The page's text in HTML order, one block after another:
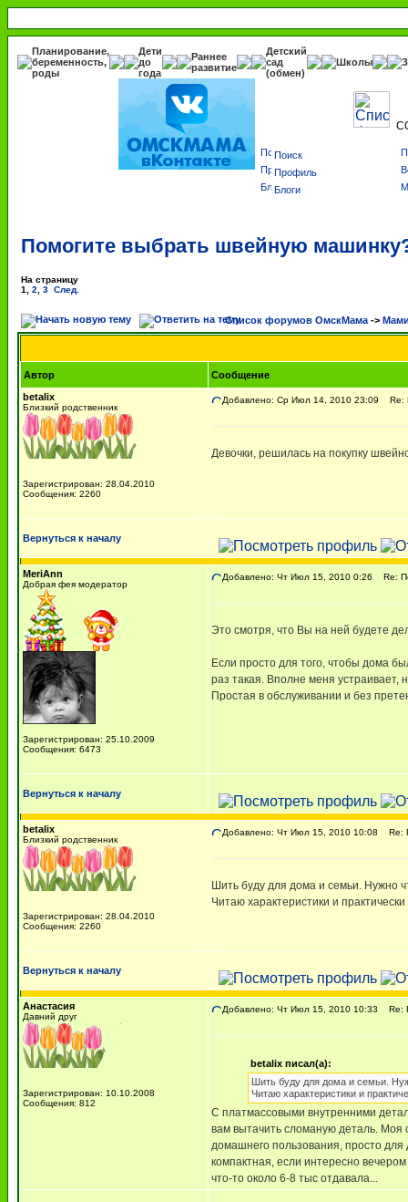
Планирование,
беременность,
роды
Дети
до
года
Раннее
развитие
Детский
сад
(обмен)
Школы
Поиск
Профиль
Блоги
Помогите выбрать швейную
На страницу
1
2 3 След.
Список форумов ОмскМама ->
Автор
Сообщение
betalix
Близкий родственник
Зарегистрирован: 28.04.2010
Сообщения: 2260
Добавлено: Ср Июл 14, 2010 23:09 Re:
Девочки, решилась на покупку
Вернуться к началу
MeriAnn
Добрая фея модератор
Зарегистрирован: 25.10.2009
Сообщения: 6473
Добавлено: Чт Июл 15, 2010 0:26 Re:
Это смотря, что Вы на ней будете
Если просто для того, чтобы дома
раз такая. Вполне меня устраивает,
Простая в обслуживании и без
Вернуться к началу
betalix
Близкий родственник
Зарегистрирован: 28.04.2010
Сообщения: 2260
Добавлено: Чт Июл 15, 2010 10:08 Re:
Шить буду для дома и семьи. Нужно
Читаю характеристики и
Вернуться к началу
Анастасия
Давний друг
Зарегистрирован: 10.10.2008
Сообщения: 812
Добавлено: Чт Июл 15, 2010 10:33 Re:
betalix писал(а):
Шить буду для дома и семьи.
Читаю характеристики и
С платмассовыми внутренними
вам вытачить сломаную деталь. Моя
домашнего пользования, просто
компактная, если интересно
что-то около 6-8 тыс отдавала...